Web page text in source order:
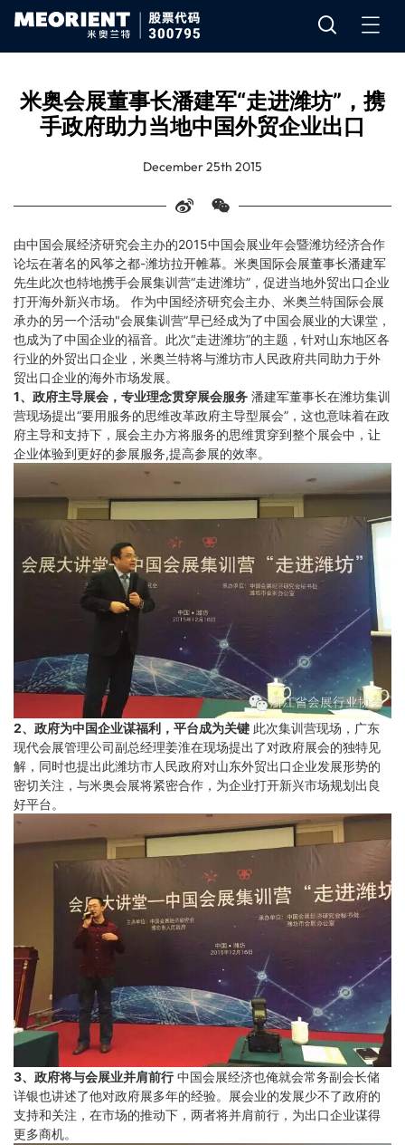
米奥会展董事长潘建军“走进潍坊”，携
手政府助力当地中国外贸企业出口
December 25th 2015
由中国会展经济研究会主办的2015中国会展业年会暨潍坊经济合作
论坛在著名的风筝之都-潍坊拉开帷幕。米奥国际会展董事长潘建军
先生此次也特地携手会展集训营“走进潍坊”，促进当地外贸出口企业
打开海外新兴市场。 作为中国经济研究会主办、米奥兰特国际会展
承办的另一个活动"会展集训营”早已经成为了中国会展业的大课堂，
也成为了中国企业的福音。此次“走进潍坊”的主题，针对山东地区各
行业的外贸出口企业，米奥兰特将与潍坊市人民政府共同助力于外
贸出口企业的海外市场发展。
1、政府主导展会，专业理念贯穿展会服务 潘建军董事长在潍坊集训
营现场提出“要用服务的思维改革政府主导型展会”，这也意味着在政
府主导和支持下，展会主办方将服务的思维贯穿到整个展会中，让
企业体验到更好的参展服务,提高参展的效率。
2、政府为中国企业谋福利，平台成为关键 此次集训营现场，广东
现代会展管理公司副总经理姜淮在现场提出了对政府展会的独特见
解，同时也提出此潍坊市人民政府对山东外贸出口企业发展形势的
密切关注，与米奥会展将紧密合作，为企业打开新兴市场规划出良
好平台。
3、政府将与会展业并肩前行中国会展经济也俺就会常务副会长储
详银也讲述了他对政府展多年的经验。展会业的发展少不了政府的
支持和关注，在市场的推动下，两者将并肩前行，为出口企业谋得
更多商机。